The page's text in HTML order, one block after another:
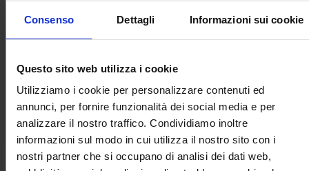
Consenso Dettagli Informazioni sui cookie
Questo sito web utilizza i cookie
Utilizziamo i cookie per personalizzare contenuti ed
annunci, per fornire funzionalità dei social media e per
analizzare il nostro traffico. Condividiamo inoltre
informazioni sul modo in cui utilizza il nostro sito con i
nostri partner che si occupano di analisi dei dati web,
Documenti allegati
1.pdf
PDF